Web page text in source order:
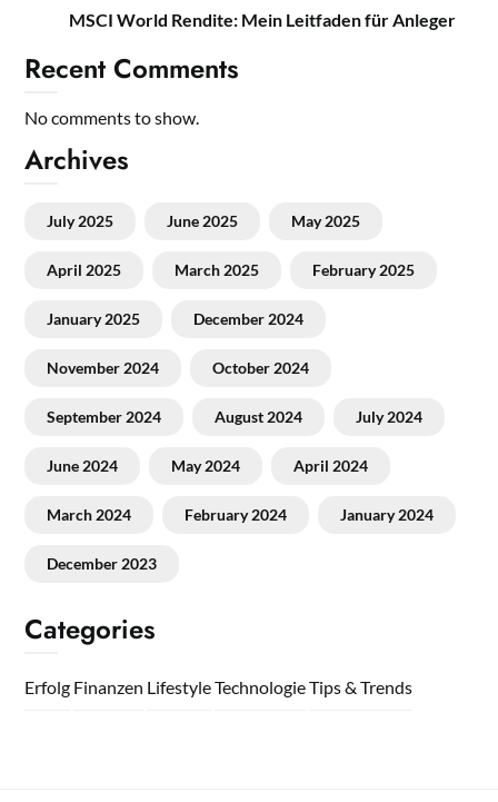
MSCI World Rendite: Mein Leitfaden für Anleger
Recent Comments
No comments to show.
Archives
July 2025 June 2025 May 2025
April 2025 March 2025 February 2025
January 2025 December 2024
November 2024 October 2024
September 2024 August 2024 July 2024
June 2024 May 2024 April 2024
March 2024 February 2024 January 2024
December 2023
Categories
Erfolg Finanzen LifestyleTechnologieTips & Trends